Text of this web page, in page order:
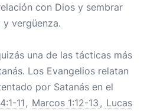
con Dios y sembrar
y vergüenza.
una de las tácticas más
Los Evangelios relatan
por Satanás en el
11, Marcos 1:12-13 , Lucas